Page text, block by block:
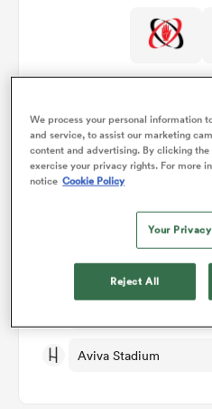
Détails
Ulster v Stade Rochelais
Manche 2
Aviva Stadium
We process your personal information
and service, to assist our marketing
content and advertising. By clicking
exercise your privacy rights. For more
notice Cookie Policy
Your
Reject All